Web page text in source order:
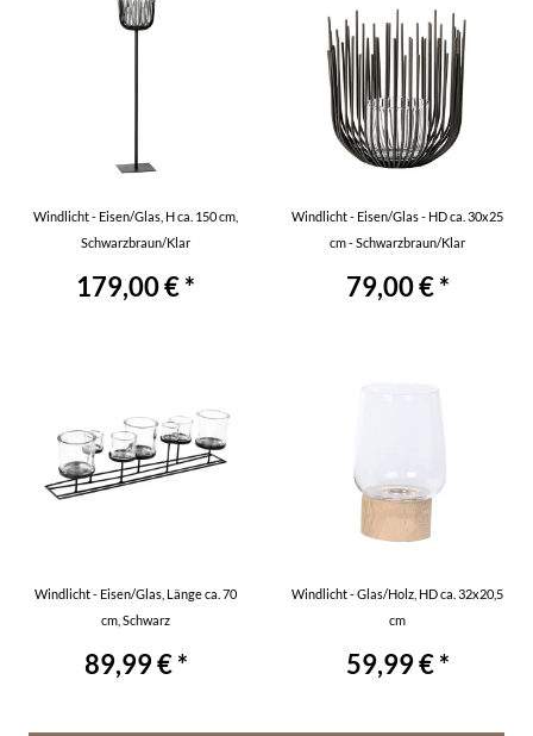
Windlicht - Eisen/Glas, H ca. 150 cm,
Schwarzbraun/Klar
179,00 € *
Windlicht - Eisen/Glas - HD ca. 30x25
cm - Schwarzbraun/Klar
79,00 € *
Windlicht - Eisen/Glas, Länge ca. 70
cm, Schwarz
89,99 € *
Windlicht - Glas/Holz, HD ca. 32x20,5
cm
59,99 € *